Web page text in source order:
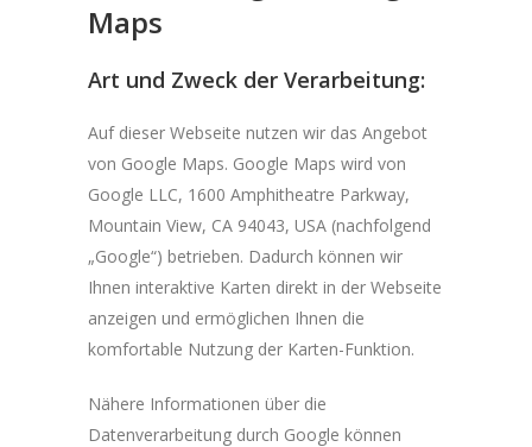
Maps
Art und Zweck der Verarbeitung:
Auf dieser Webseite nutzen wir das Angebot
von Google Maps. Google Maps wird von
Google LLC, 1600 Amphitheatre Parkway,
Mountain View, CA 94043, USA (nachfolgend
„Google“) betrieben. Dadurch können wir
Ihnen interaktive Karten direkt in der Webseite
anzeigen und ermöglichen Ihnen die
komfortable Nutzung der Karten-Funktion.
Nähere Informationen über die
Datenverarbeitung durch Google können